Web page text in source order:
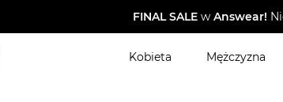
FINAL SALEw Answear!
Kobieta Mężczyzna